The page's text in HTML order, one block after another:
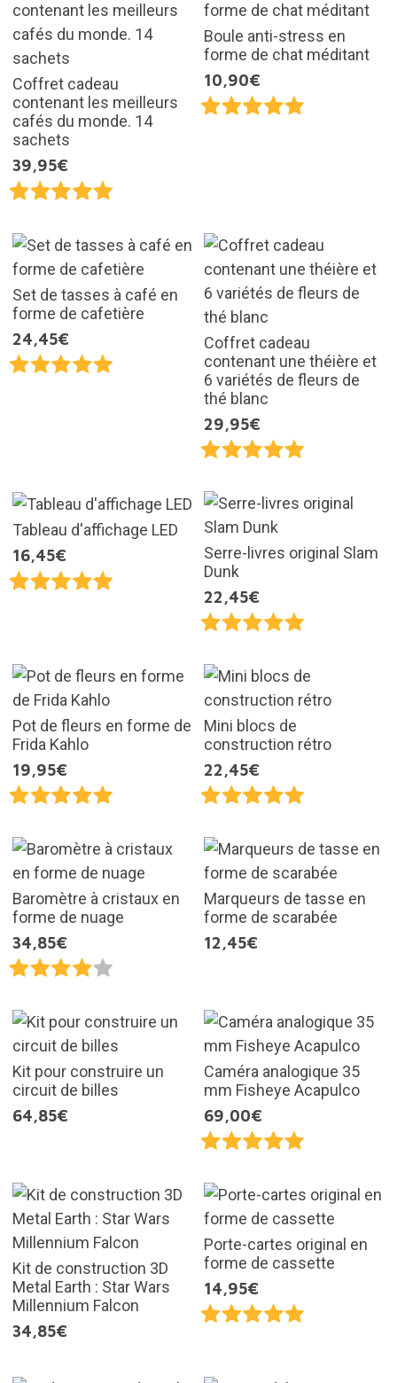
Coffret cadeau
contenant les meilleurs
cafés du monde. 14
sachets
39,95€
Boule anti-stress en
forme de chat méditant
10,90€
Set de tasses à café en
forme de cafetière
24,45€
Coffret cadeau
contenant une théière et
6 variétés de fleurs de
thé blanc
29,95€
Tableau d'affichage LED
16,45€
Serre-livres original Slam
Dunk
22,45€
Pot de fleurs en forme de
Frida Kahlo
19,95€
Mini blocs de
construction rétro
22,45€
Baromètre à cristaux en
forme de nuage
34,85€
Marqueurs de tasse en
forme de scarabée
12,45€
Kit pour construire un
circuit de billes
64,85€
Caméra analogique 35
mm Fisheye Acapulco
69,00€
Kit de construction 3D
Metal Earth : Star Wars
Millennium Falcon
34,85€
Porte-cartes original en
forme de cassette
14,95€